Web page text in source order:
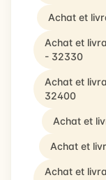
Achat et
Achat et
- 32330
Achat et
32400
Achat et
Achat et
Achat et